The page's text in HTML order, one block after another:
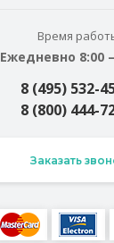
Время
Ежедневно 8:00
8 (495) 532-
8 (800) 444-
Заказать